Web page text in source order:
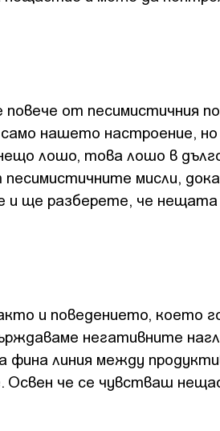
от песимистичния
нашето настроение, но
лошо, това лошо в
мисли,
ще разберете, че
и поведението, което
негативните
фина линия между
че се чувстваш